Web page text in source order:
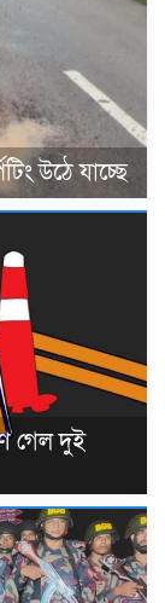
উঠে যাচ্ছে
গেল দুই